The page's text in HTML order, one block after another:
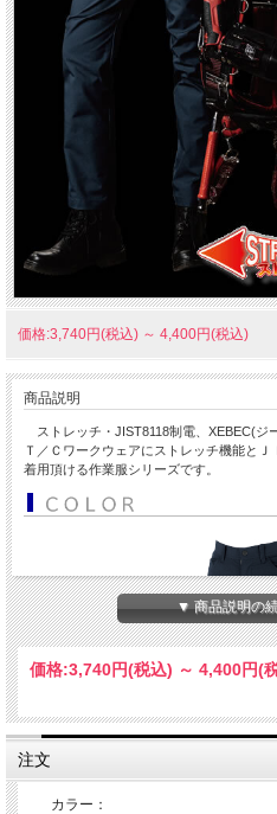
価格:3,740円(税込) ～ 4,400円(税込)
商品説明
ストレッチ・JIST8118制電、XEBEC(ジ
Ｔ／Ｃワークウェアにストレッチ機能と
着用頂ける作業服シリーズです。
▼ 商品説明の
価格:3,740円(税込) ～ 4,400円(
注文
カラー：